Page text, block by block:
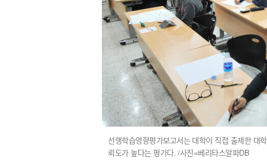
선행학습영향평가보고서는 대학이 직접 출제한 대
뢰도가 높다는 평가다. /사진=베리타스알파DB